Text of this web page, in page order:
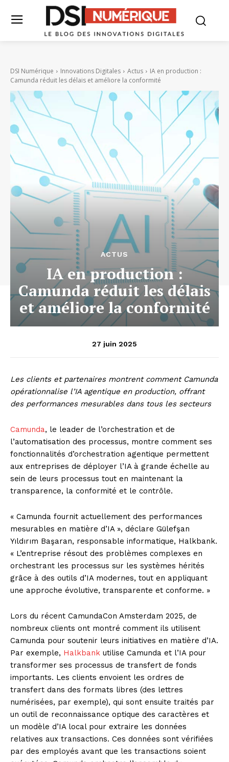
DSI Numérique Innovations Digitales Actus
IA en production :
Camunda réduit les délais et améliore la conformité
ACTUS
IA en production :
Camunda réduit les délais
et améliore la conformité
27 juin 2025
Les clients et partenaires montrent comment Camunda
opérationnalise l’IA agentique en production, offrant
des performances mesurables dans tous les secteurs
Camunda, le leader de l’orchestration et de
l’automatisation des processus, montre comment ses
fonctionnalités d’orchestration agentique permettent
aux entreprises de déployer l’IA à grande échelle au
sein de leurs processus tout en maintenant la
transparence, la conformité et le contrôle.
« Camunda fournit actuellement des performances
mesurables en matière d’IA », déclare Gülefşan
Yıldırım Başaran, responsable informatique, Halkbank.
« L’entreprise résout des problèmes complexes en
orchestrant les processus sur les systèmes hérités
grâce à des outils d’IA modernes, tout en appliquant
une approche évolutive, transparente et conforme. »
Lors du récent CamundaCon Amsterdam 2025, de
nombreux clients ont montré comment ils utilisent
Camunda pour soutenir leurs initiatives en matière d’IA.
Par exemple, Halkbank utilise Camunda et l’IA pour
transformer ses processus de transfert de fonds
importants. Les clients envoient les ordres de
transfert dans des formats libres (des lettres
numérisées, par exemple), qui sont ensuite traités par
un outil de reconnaissance optique des caractères et
un modèle d’IA local pour extraire les données
relatives aux transactions. Ces données sont vérifiées
par des employés avant que les transactions soient